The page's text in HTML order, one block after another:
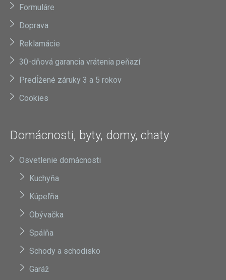
Formuláre
Doprava
Reklamácie
30-dňová garancia vrátenia peňazí
Predĺžené záruky 3 a 5 rokov
Cookies
Domácnosti, byty, domy, chaty
Osvetlenie domácnosti
Kuchyňa
Kúpeľňa
Obývačka
Spálňa
Schody a schodisko
Garáž